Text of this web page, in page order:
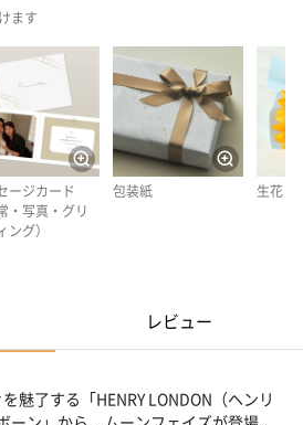
ます
ージカード
・写真・グリ
ング）
包装紙 生花
レビュー
魅了する「HENRY LONDON（ヘンリ